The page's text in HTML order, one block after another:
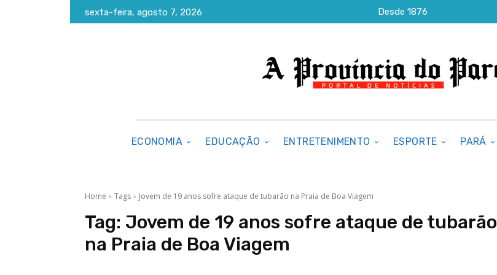
sexta-feira, agosto 7, 2026 Desde 1876
ECONOMIA EDUCAÇÃO ENTRETENIMENTO ESPORTE PARÁ
Home Tags Jovem de 19 anos sofre ataque de tubarão na Praia de Boa Viagem
Tag: Jovem de 19 anos sofre ataque de tubarão
na Praia de Boa Viagem